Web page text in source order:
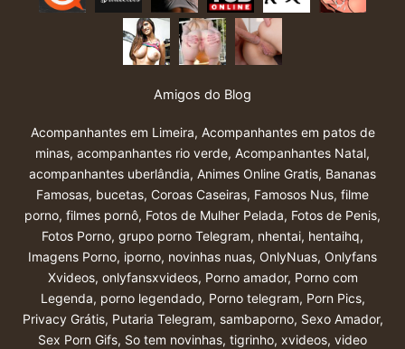
Amigos do Blog
Acompanhantes em Limeira, Acompanhantes em patos de
minas, acompanhantes rio verde, Acompanhantes Natal,
acompanhantes uberlândia, Animes Online Gratis, Bananas
Famosas, bucetas, Coroas Caseiras, Famosos Nus, filme
porno, filmes pornô, Fotos de Mulher Pelada, Fotos de Penis,
Fotos Porno, grupo porno Telegram, nhentai, hentaihq,
Imagens Porno, iporno, novinhas nuas, OnlyNuas, Onlyfans
Xvideos, onlyfansxvideos, Porno amador, Porno com
Legenda, porno legendado, Porno telegram, Porn Pics,
Privacy Grátis, Putaria Telegram, sambaporno, Sexo Amador,
Sex Porn Gifs, So tem novinhas, tigrinho, xvideos, video